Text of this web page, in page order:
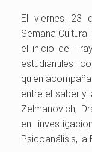
El viernes 23
Semana
el inicio del
estudiantiles
quien
entre el saber y
Zelmanovich,
en
Psicoanálisis, la